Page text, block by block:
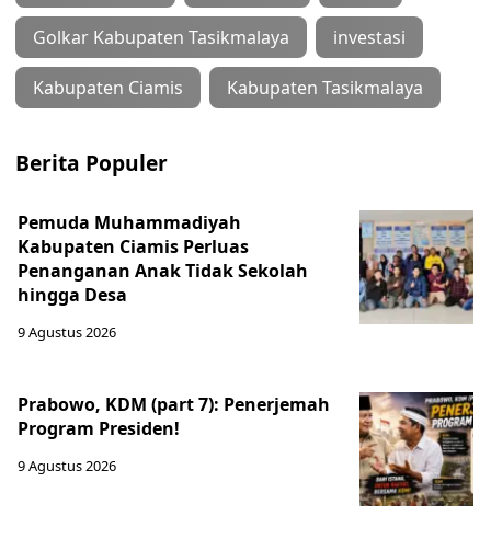
Golkar Kabupaten Tasikmalaya investasi
Kabupaten Ciamis Kabupaten Tasikmalaya
Berita Populer
Pemuda Muhammadiyah
Kabupaten Ciamis Perluas
Penanganan Anak Tidak Sekolah
hingga Desa
9 Agustus 2026
Prabowo, KDM (part 7): Penerjemah
Program Presiden!
9 Agustus 2026